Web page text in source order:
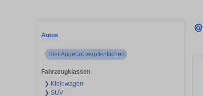
Autos
Hier Angebot veröffentlichen
Fahrzeugklassen
❯ Kleinwagen
❯ SUV